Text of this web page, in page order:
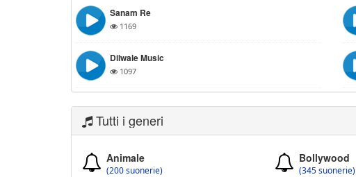
Sanam Re
1169
Dilwale Music
1097
Tutti i generi
Animale
(200 suonerie)
Bollywood
(345 suonerie)